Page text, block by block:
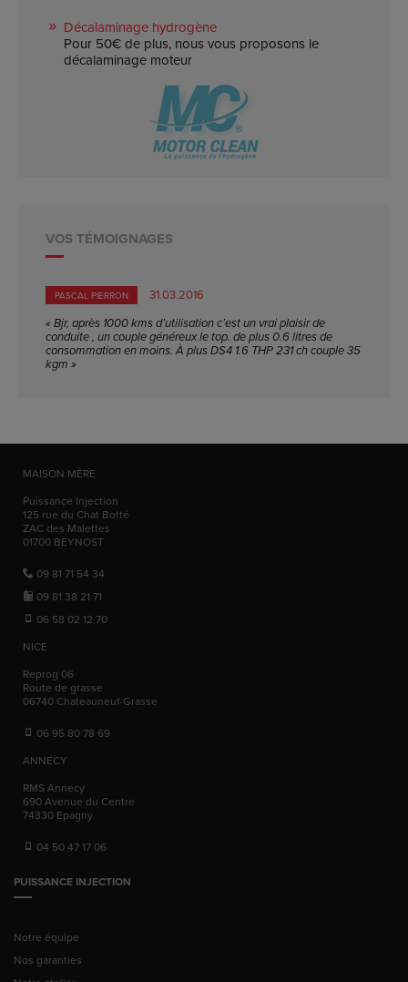
Décalaminage hydrogène
Pour 50€ de plus, nous vous proposons le
décalaminage moteur
VOS TÉMOIGNAGES
PASCAL PIERRON 31.03.2016
« Bjr, après 1000 kms d’utilisation c’est un vrai plaisir de
conduite , un couple généreux le top. de plus 0.6 litres de
consommation en moins. À plus DS4 1.6 THP 231 ch couple 35
kgm »
MAISON MÈRE
Puissance Injection
125 rue du Chat Botté
ZAC des Malettes
01700 BEYNOST
09 81 71 54 34
09 81 38 21 71
06 58 02 12 70
NICE
Reprog 06
Route de grasse
06740 Chateauneuf-Grasse
06 95 80 78 69
ANNECY
RMS Annecy
690 Avenue du Centre
74330 Epagny
04 50 47 17 06
PUISSANCE INJECTION
Notre équipe
Nos garanties